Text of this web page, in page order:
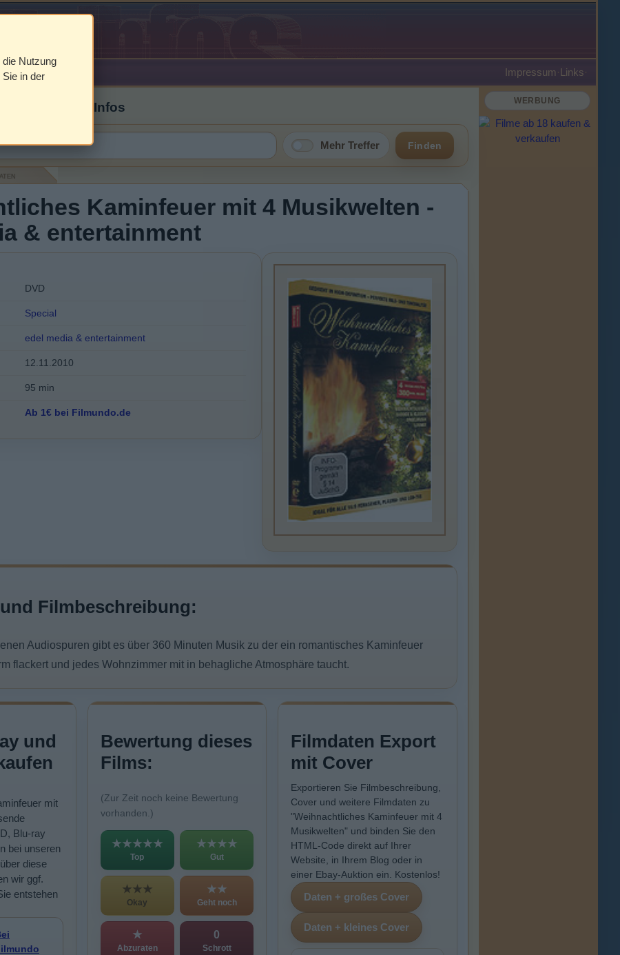
Impressum ·Links·
& DVD Infos
Mehr Treffer Finden
Kaminfeuer mit 4 Musikwelten -
& entertainment
DVD
Special
edel media & entertainment
12.11.2010
95 min
Ab 1€ bei Filmundo.de
Filmbeschreibung:
Audiospuren gibt es über 360 Minuten Musik zu der ein romantisches Kaminfeuer
flackert und jedes Wohnzimmer mit in behagliche Atmosphäre taucht.
und
mit
Blu-ray
bei unseren
diese
wir ggf.
entstehen
Bewertung dieses
Films:
(Zur Zeit noch keine Bewertung
vorhanden.)
★★★★★
Top
★★★★
Gut
★★★
Okay
★★
Geht noch
★
Abzuraten
0
Schrott
Filmdaten Export
mit Cover
Exportieren Sie Filmbeschreibung,
Cover und weitere Filmdaten zu
"Weihnachtliches Kaminfeuer mit 4
Musikwelten" und binden Sie den
HTML-Code direkt auf Ihrer
Website, in Ihrem Blog oder in
einer Ebay-Auktion ein. Kostenlos!
WERBUNG
Nutzung
in der